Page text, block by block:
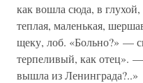
как вошла сюда, в
теплая, маленькая,
щеку, лоб. «Больно?» —
терпеливый, как отец».
вышла из Ленинграда?..»